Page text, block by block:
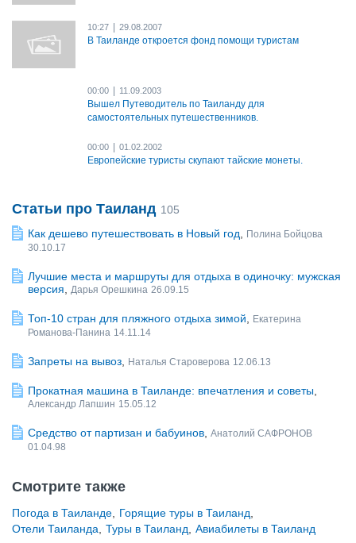
10:27 29.08.2007
В Таиланде откроется фонд помощи туристам
00:00 11.09.2003
Вышел Путеводитель по Таиланду для
самостоятельных путешественников.
00:00 01.02.2002
Европейские туристы скупают тайские монеты.
Статьи про Таиланд 105
Как дешево путешествовать в Новый год
Полина Бойцова
30.10.17
Лучшие места и маршруты для отдыха в одиночку: мужская
версия
Дарья Орешкина 26.09.15
Топ-10 стран для пляжного отдыха зимой
Екатерина
Романова-Панина 14.11.14
Запреты на вывоз Наталья Староверова 12.06.13
Прокатная машина в Таиланде: впечатления и советы
Александр Лапшин 15.05.12
Средство от партизан и бабуинов Анатолий САФРОНОВ
01.04.98
Смотрите также
Погода в Таиланде Горящие туры в Таиланд
Отели Таиланда
Туры в Таиланд Авиабилеты в Таиланд